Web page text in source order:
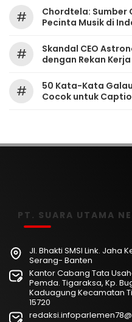
#
Chordtela: Sumber
Pecinta Musik di
#
Skandal CEO
dengan Rekan
#
50 Kata-Kata
Cocok untuk
PT. SUARA UTAMA
Jl. Bhakti SMSI Link. Jaha
Serang- Banten
Kantor Cabang Tata
Pemda. Tigaraksa, Kp.
Kaduagung Kecamatan
15720